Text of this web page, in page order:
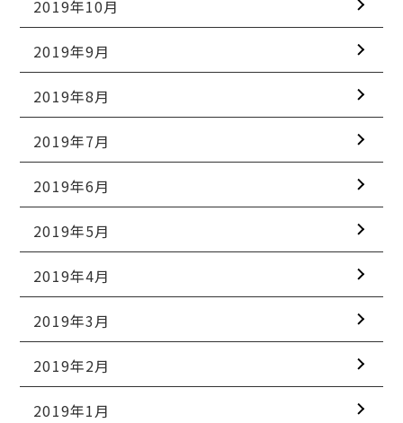
2019年10月
2019年9月
2019年8月
2019年7月
2019年6月
2019年5月
2019年4月
2019年3月
2019年2月
2019年1月